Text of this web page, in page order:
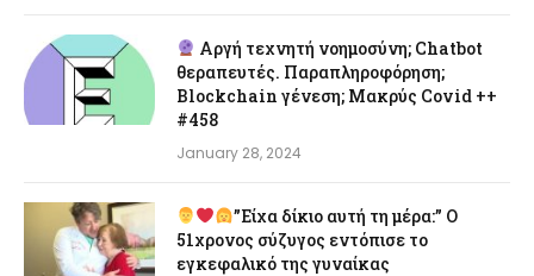
Αργή τεχνητή νοημοσύνη; Chatbot
θεραπευτές. Παραπληροφόρηση;
Blockchain γένεση; Μακρύς Covid ++
#458
January 28, 2024
”Είχα δίκιο αυτή τη μέρα:” Ο
51χρονος σύζυγος εντόπισε το
εγκεφαλικό της γυναίκας